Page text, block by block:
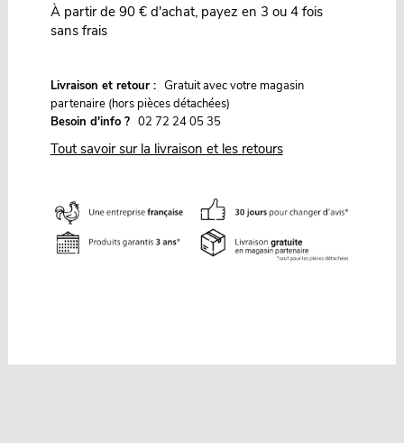
À partir de 90 € d'achat, payez en 3 ou 4 fois
sans frais
Livraison et retour : Gratuit avec votre magasin
partenaire (hors pièces détachées)
Besoin d'info ? 02 72 24 05 35
Tout savoir sur la livraison et les retours